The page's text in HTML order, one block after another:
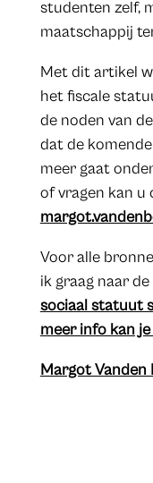
studenten zelf,
maatschappij
Met dit artikel
het fiscale
de noden van
dat de
meer gaat
of vragen kan
Voor alle
ik graag naar
sociaal statuut
meer info kan
Margot Vanden